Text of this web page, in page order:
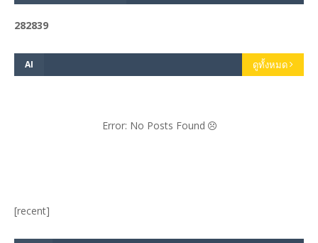
282839
AI ดูทั้งหมด
Error: No Posts Found
[recent]